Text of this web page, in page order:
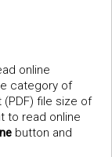
online
category of
(PDF) file size of
to read online
button and